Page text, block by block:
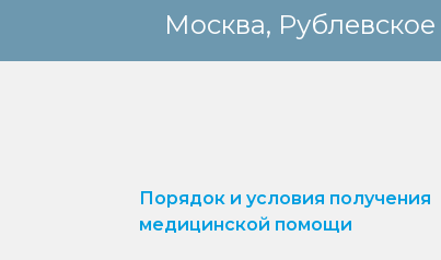
Москва, Рублевское
Порядок и условия получения
медицинской помощи